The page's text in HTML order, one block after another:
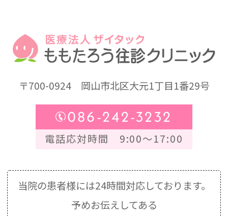
〒700-0924岡山市北区大元1丁目1番29号
086-242-3232
電話応対時間 9:00～17:00
当院の患者様には24時間対応しております。
予めお伝えしてある